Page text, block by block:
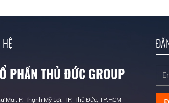
HỆ
PHẦN THỦ ĐỨC GROUP
Mai, P. Thạnh Mỹ Lợi, TP. Thủ Đức, TP.HCM